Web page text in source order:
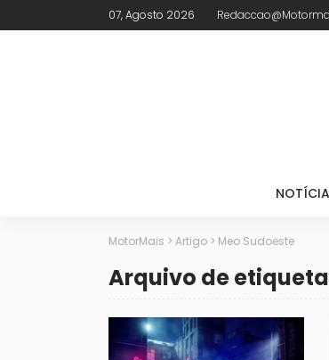
07, Agosto 2026
MotorMais > Artigo > Meo Sudoeste
Arquivo de